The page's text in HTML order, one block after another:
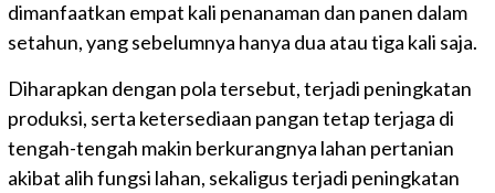
dimanfaatkan empat kali penanaman dan panen dalam
setahun, yang sebelumnya hanya dua atau tiga kali saja.
Diharapkan dengan pola tersebut, terjadi peningkatan
produksi, serta ketersediaan pangan tetap terjaga di
tengah-tengah makin berkurangnya lahan pertanian
akibat alih fungsi lahan, sekaligus terjadi peningkatan